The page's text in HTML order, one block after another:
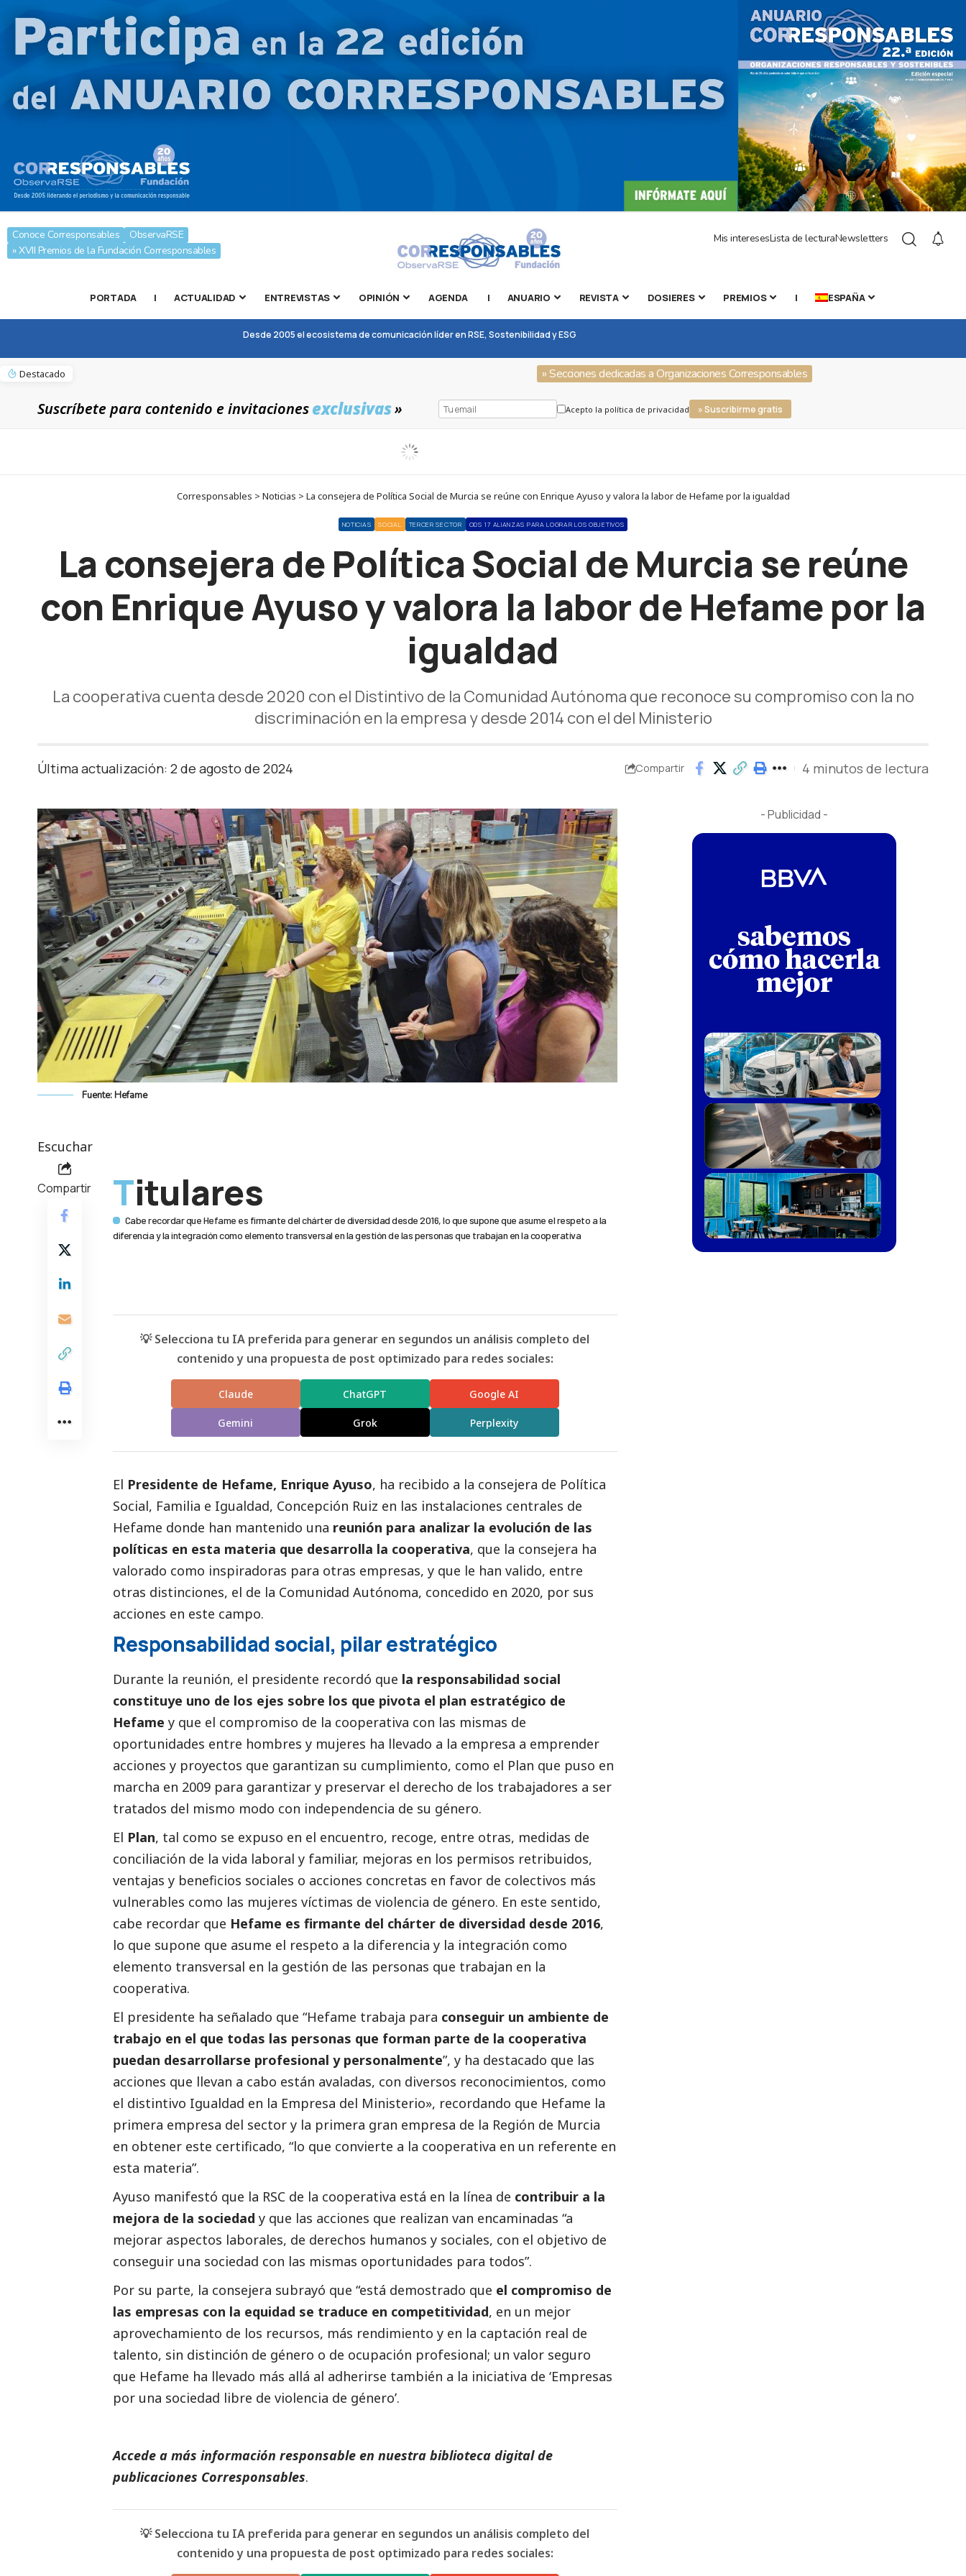
Conoce Corresponsables
ObservaRSE
» XVII Premios de la Fundación Corresponsables
Mis interesesLista de lecturaNewsletters
PORTADA | ACTUALIDAD ENTREVISTAS OPINIÓN AGENDA | ANUARIO REVISTA DOSIERES PREMIOS | ESPAÑA
Desde 2005 el ecosistema de comunicación líder en RSE, Sostenibilidad y ESG
Destacado » Secciones dedicadas a Organizaciones Corresponsables
Suscríbete para contenido e invitacionesexclusivas» Acepto la política de privacidad » Suscribirme gratis
Corresponsables > Noticias > La consejera de Política Social de Murcia se reúne con Enrique Ayuso y valora la labor de Hefame por la igualdad
NOTICIAS SOCIAL TERCER SECTOR ODS 17 ALIANZAS PARA LOGRAR LOS OBJETIVOS
La consejera de Política Social de Murcia se reúne
con Enrique Ayuso y valora la labor de Hefame por la
igualdad
La cooperativa cuenta desde 2020 con el Distintivo de la Comunidad Autónoma que reconoce su compromiso con la no
discriminación en la empresa y desde 2014 con el del Ministerio
Última actualización: 2 de agosto de 2024 Compartir 4 minutos de lectura
Fuente: Hefame
Escuchar
Compartir Titulares
Cabe recordar que Hefame es firmante del chárter de diversidad desde 2016, lo que supone que asume el respeto a la
diferencia y la integración como elemento transversal en la gestión de las personas que trabajan en la cooperativa
💡 Selecciona tu IA preferida para generar en segundos un análisis completo del
contenido y una propuesta de post optimizado para redes sociales:
Claude ChatGPT Google AI
Gemini Grok Perplexity
El Presidente de Hefame, Enrique Ayuso, ha recibido a la consejera de Política
Social, Familia e Igualdad, Concepción Ruiz en las instalaciones centrales de
Hefame donde han mantenido una reunión para analizar la evolución de las
políticas en esta materia que desarrolla la cooperativa, que la consejera ha
valorado como inspiradoras para otras empresas, y que le han valido, entre
otras distinciones, el de la Comunidad Autónoma, concedido en 2020, por sus
acciones en este campo.
Responsabilidad social, pilar estratégico
Durante la reunión, el presidente recordó que la responsabilidad social
constituye uno de los ejes sobre los que pivota el plan estratégico de
Hefame y que el compromiso de la cooperativa con las mismas de
oportunidades entre hombres y mujeres ha llevado a la empresa a emprender
acciones y proyectos que garantizan su cumplimiento, como el Plan que puso en
marcha en 2009 para garantizar y preservar el derecho de los trabajadores a ser
tratados del mismo modo con independencia de su género.
El Plan, tal como se expuso en el encuentro, recoge, entre otras, medidas de
conciliación de la vida laboral y familiar, mejoras en los permisos retribuidos,
ventajas y beneficios sociales o acciones concretas en favor de colectivos más
vulnerables como las mujeres víctimas de violencia de género. En este sentido,
cabe recordar que Hefame es firmante del chárter de diversidad desde 2016,
lo que supone que asume el respeto a la diferencia y la integración como
elemento transversal en la gestión de las personas que trabajan en la
cooperativa.
El presidente ha señalado que “Hefame trabaja para conseguir un ambiente de
trabajo en el que todas las personas que forman parte de la cooperativa
puedan desarrollarse profesional y personalmente”, y ha destacado que las
acciones que llevan a cabo están avaladas, con diversos reconocimientos, como
el distintivo Igualdad en la Empresa del Ministerio», recordando que Hefame la
primera empresa del sector y la primera gran empresa de la Región de Murcia
en obtener este certificado, “lo que convierte a la cooperativa en un referente en
esta materia”.
Ayuso manifestó que la RSC de la cooperativa está en la línea de contribuir a la
mejora de la sociedad y que las acciones que realizan van encaminadas “a
mejorar aspectos laborales, de derechos humanos y sociales, con el objetivo de
conseguir una sociedad con las mismas oportunidades para todos”.
Por su parte, la consejera subrayó que “está demostrado que el compromiso de
las empresas con la equidad se traduce en competitividad, en un mejor
aprovechamiento de los recursos, más rendimiento y en la captación real de
talento, sin distinción de género o de ocupación profesional; un valor seguro
que Hefame ha llevado más allá al adherirse también a la iniciativa de ‘Empresas
por una sociedad libre de violencia de género’.
Accede a más información responsable en nuestra biblioteca digital de
publicaciones Corresponsables.
💡 Selecciona tu IA preferida para generar en segundos un análisis completo del
contenido y una propuesta de post optimizado para redes sociales:
- Publicidad -